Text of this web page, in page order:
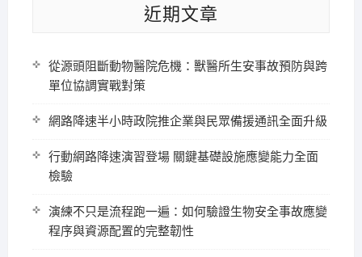
近期文章
從源頭阻斷動物醫院危機：獸醫所生安事故預防與跨
單位協調實戰對策
網路降速半小時政院推企業與民眾備援通訊全面升級
行動網路降速演習登場 關鍵基礎設施應變能力全面
檢驗
演練不只是流程跑一遍：如何驗證生物安全事故應變
程序與資源配置的完整韌性